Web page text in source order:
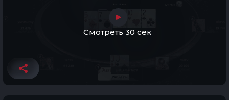
Смотреть 30 сек